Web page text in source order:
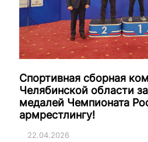
Спортивная сборная
Челябинской области
медалей Чемпионата
армрестлингу!
22.04.2026